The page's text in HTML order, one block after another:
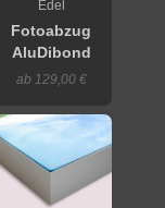
Edel
Fotoabzug
AluDibond
ab 129,00 €